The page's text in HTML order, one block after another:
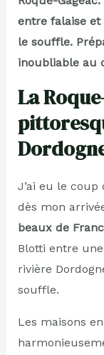
entre falaise
le souffle.
inoubliable au
La
J’ai eu le coup
dès mon
beaux de
Blotti entre
rivière
souffle.
Les maisons